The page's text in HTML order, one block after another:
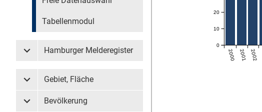
Tabellenmodul
Untermenü Hamburger Melderegister
Hamburger Melderegister
Untermenü Gebiet, Fläche
Gebiet, Fläche
Untermenü Bevölkerung
Bevölkerung
2000 2001 2002
0
10
20